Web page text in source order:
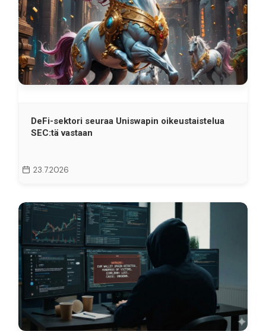
DeFi-sektori seuraa Uniswapin oikeustaistelua
SEC:tä vastaan
23.7.2026